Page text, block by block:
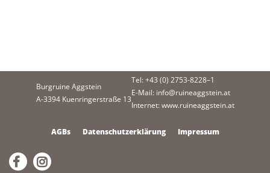
Burgruine Aggstein
A-3394 Kuenringerstraße 13
Tel: +43 (0) 2753-8228–1
E-Mail: info@ruineaggstein.at
Internet: www.ruineaggstein.at
AGBs Datenschutzerklärung Impressum